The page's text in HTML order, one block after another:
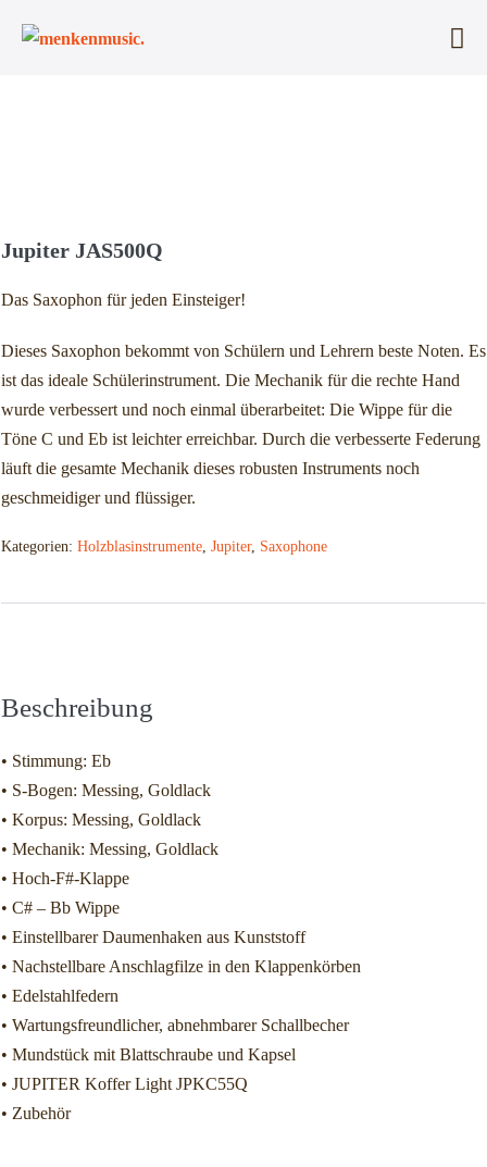
Inhalt
Jupiter JAS500Q
Das Saxophon für jeden Einsteiger!
Dieses Saxophon bekommt von Schülern und Lehrern beste Noten. Es
ist das ideale Schülerinstrument. Die Mechanik für die rechte Hand
wurde verbessert und noch einmal überarbeitet: Die Wippe für die
Töne C und Eb ist leichter erreichbar. Durch die verbesserte Federung
läuft die gesamte Mechanik dieses robusten Instruments noch
geschmeidiger und flüssiger.
Kategorien: Holzblasinstrumente Jupiter, Saxophone
Beschreibung
• Stimmung: Eb
• S-Bogen: Messing, Goldlack
• Korpus: Messing, Goldlack
• Mechanik: Messing, Goldlack
• Hoch-F#-Klappe
• C# – Bb Wippe
• Einstellbarer Daumenhaken aus Kunststoff
• Nachstellbare Anschlagfilze in den Klappenkörben
• Edelstahlfedern
• Wartungsfreundlicher, abnehmbarer Schallbecher
• Mundstück mit Blattschraube und Kapsel
• JUPITER Koffer Light JPKC55Q
• Zubehör